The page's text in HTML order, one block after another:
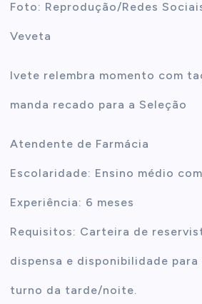
Foto: Reprodução/Redes
Veveta
Ivete relembra momento com
manda recado para a Seleção
Atendente de Farmácia
Escolaridade: Ensino médio
Experiência: 6 meses
Requisitos: Carteira de
dispensa e disponibilidade
turno da tarde/noite.